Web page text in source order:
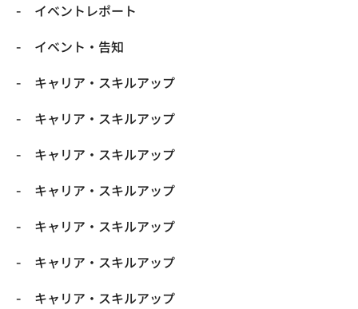
イベントレポート
イベント・告知
キャリア・スキルアップ
キャリア・スキルアップ
キャリア・スキルアップ
キャリア・スキルアップ
キャリア・スキルアップ
キャリア・スキルアップ
キャリア・スキルアップ